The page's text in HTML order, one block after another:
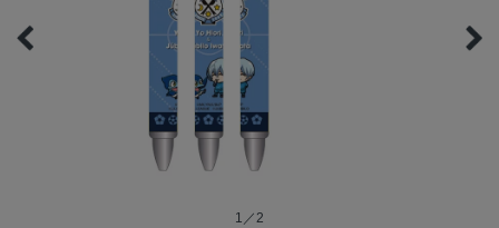
1／2